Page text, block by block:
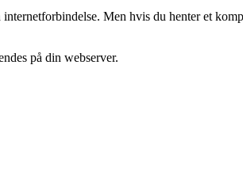
Men hvis du henter et
på din webserver.